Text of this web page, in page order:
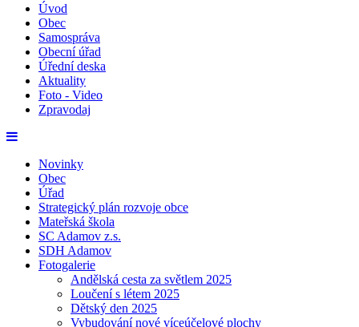
Úvod
Obec
Samospráva
Obecní úřad
Úřední deska
Aktuality
Foto - Video
Zpravodaj
Novinky
Obec
Úřad
Strategický plán rozvoje obce
Mateřská škola
SC Adamov z.s.
SDH Adamov
Fotogalerie
Andělská cesta za světlem 2025
Loučení s létem 2025
Dětský den 2025
Vybudování nové víceúčelové plochy